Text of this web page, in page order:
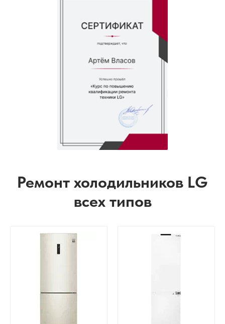
Ремонт холодильников LG
всех типов